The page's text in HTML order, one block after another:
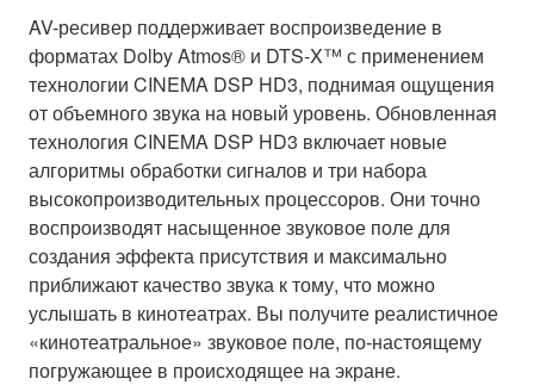
AV-ресивер поддерживает воспроизведение в
форматах Dolby Atmos® и DTS-X™ с применением
технологии CINEMA DSP HD3, поднимая ощущения
от объемного звука на новый уровень. Обновленная
технология CINEMA DSP HD3 включает новые
алгоритмы обработки сигналов и три набора
высокопроизводительных процессоров. Они точно
воспроизводят насыщенное звуковое поле для
создания эффекта присутствия и максимально
приближают качество звука к тому, что можно
услышать в кинотеатрах. Вы получите реалистичное
«кинотеатральное» звуковое поле, по-настоящему
погружающее в происходящее на экране.